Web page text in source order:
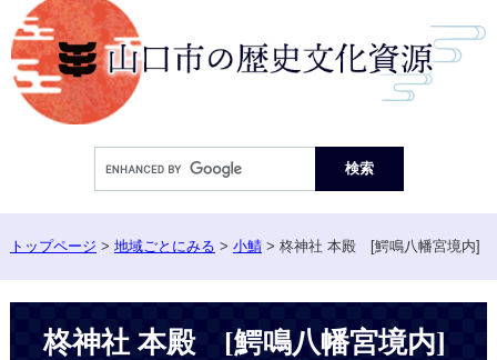
ー
ジ
の
トップページ > 地域ごとにみる > 小鯖> 柊神社 本殿 [鰐鳴八幡宮境内]
柊神社 本殿 [鰐鳴八幡宮境内]